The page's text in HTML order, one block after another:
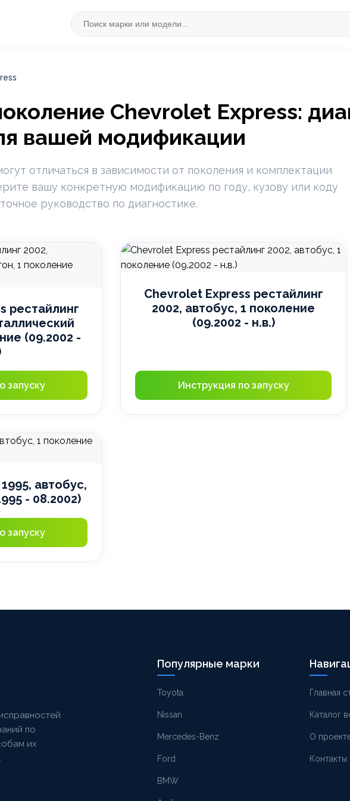
Chevrolet Express:
вашей модификации
отличаться в зависимости от поколения и комплектации
вашу конкретную модификацию по году, кузову или коду
руководство по диагностике.
рестайлинг
(09.2002 -
запуску
Chevrolet Express рестайлинг
2002, автобус, 1 поколение
(09.2002 - н.в.)
Инструкция по запуску
автобус,
- 08.2002)
запуску
по
их
Популярные марки
Toyota
Nissan
Mercedes-Benz
Ford
BMW
Главная
Каталог
О
Контакты